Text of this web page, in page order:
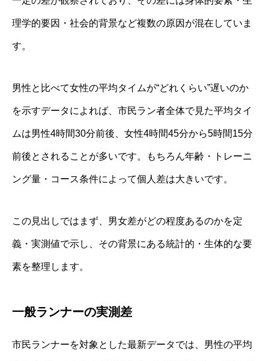
理学的要因・社会的背景など複数の原因が混在していま
す。
男性と比べて女性の平均タイムが“どれくらい”遅いのか
を示すデータによれば、市民ラン者全体で見た平均タイ
ムは男性4時間30分前後、女性4時間45分から5時間15分
前後とされることが多いです。もちろん年齢・トレーニ
ング量・コース条件によって個人差は大きいです。
この見出しではまず、男女差がどの程度あるのかを定
義・実測値で示し、その背景にある統計的・生体的な要
素を整理します。
一般ランナーの実測差
市民ランナーを対象とした最新データでは、男性の平均